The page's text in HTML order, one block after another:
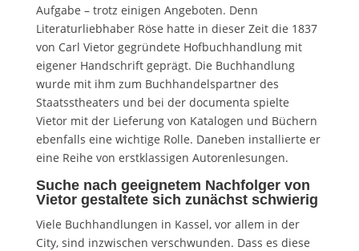
Aufgabe – trotz einigen Angeboten. Denn
Literaturliebhaber Röse hatte in dieser Zeit die 1837
von Carl Vietor gegründete Hofbuchhandlung mit
eigener Handschrift geprägt. Die Buchhandlung
wurde mit ihm zum Buchhandelspartner des
Staatsstheaters und bei der documenta spielte
Vietor mit der Lieferung von Katalogen und Büchern
ebenfalls eine wichtige Rolle. Daneben installierte er
eine Reihe von erstklassigen Autorenlesungen.
Suche nach geeignetem Nachfolger von
Vietor gestaltete sich zunächst schwierig
Viele Buchhandlungen in Kassel, vor allem in der
City, sind inzwischen verschwunden. Dass es diese